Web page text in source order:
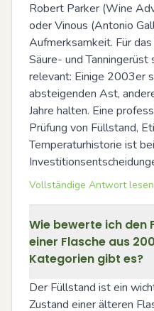
Robert Parker (Wine
oder Vinous (Antonio
Aufmerksamkeit. Für
Säure- und
relevant: Einige 2003er
absteigenden Ast,
Jahre halten. Eine
Prüfung von Füllstand,
Temperaturhistorie ist bei
Vollständige Antwort
Wie bewerte ich den
einer Flasche aus
Kategorien gibt es?
Der Füllstand ist ein
Zustand einer älteren